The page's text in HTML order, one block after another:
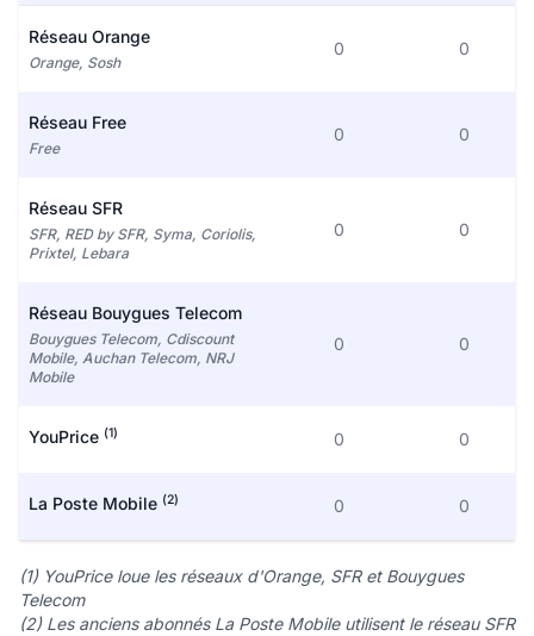
Réseau Orange
Orange, Sosh
0 0
Réseau Free
Free
0 0
Réseau SFR
SFR, RED by SFR, Syma, Coriolis,
Prixtel, Lebara
0 0
Réseau Bouygues Telecom
Bouygues Telecom, Cdiscount
Mobile, Auchan Telecom, NRJ
Mobile
0 0
YouPrice (1) 0 0
La Poste Mobile (2) 0 0
(1) YouPrice loue les réseaux d'Orange, SFR et Bouygues
Telecom
(2) Les anciens abonnés La Poste Mobile utilisent le réseau SFR